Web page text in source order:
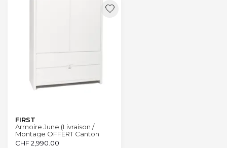
FIRST
Armoire June (Livraison /
Montage OFFERT Canton
Genève et Vaud)
CHF2,990.00